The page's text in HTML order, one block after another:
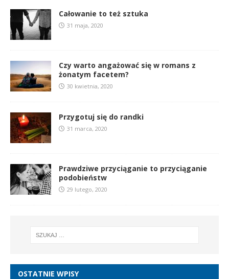
Całowanie to też sztuka
31 maja, 2020
Czy warto angażować się w romans z
żonatym facetem?
30 kwietnia, 2020
Przygotuj się do randki
31 marca, 2020
Prawdziwe przyciąganie to przyciąganie
podobieństw
29 lutego, 2020
OSTATNIE WPISY